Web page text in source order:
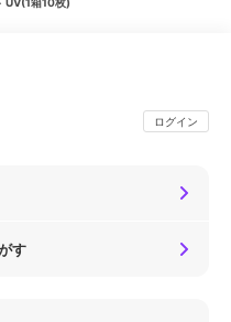
ログイン
す